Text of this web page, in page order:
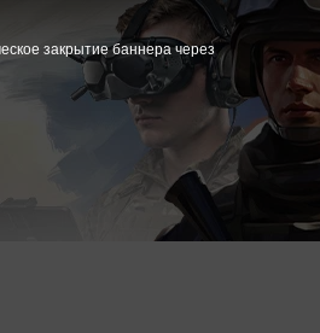
закрытие баннера через